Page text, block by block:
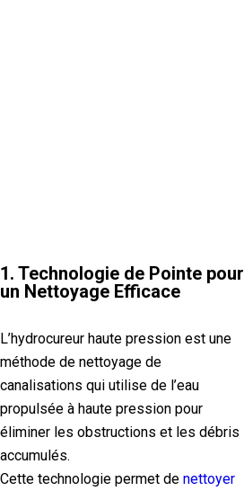
1. Technologie de Pointe pour
un Nettoyage Efficace
L’hydrocureur haute pression est une
méthode de nettoyage de
canalisations qui utilise de l’eau
propulsée à haute pression pour
éliminer les obstructions et les débris
accumulés.
Cette technologie permet de nettoyer